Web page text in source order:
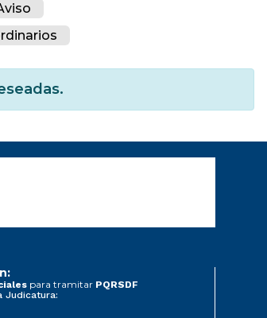
para tramitar PQRSDF
Judicatura: